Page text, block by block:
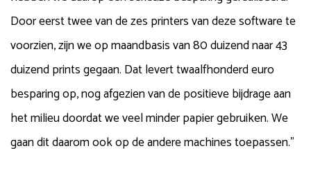
Door eerst twee van de zes printers van deze software te
voorzien, zijn we op maandbasis van 80 duizend naar 43
duizend prints gegaan. Dat levert twaalfhonderd euro
besparing op, nog afgezien van de positieve bijdrage aan
het milieu doordat we veel minder papier gebruiken. We
gaan dit daarom ook op de andere machines toepassen.”